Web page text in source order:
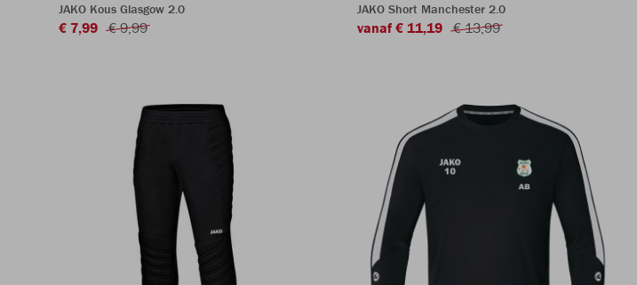
JAKO Kous Glasgow 2.0
€ 7,99 € 9,99
JAKO Short Manchester 2.0
vanaf € 11,19 € 13,99